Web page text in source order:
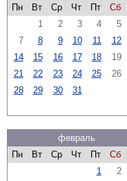
Пн
Вт Ср Чт Пт Сб
1
2 3 4 5
7
8 9 10 11 12
14
15 16 17 18 19
21
22 23 24 25 26
28
29 30 31
февраль
Пн
Вт Ср Чт Пт Сб
1
2